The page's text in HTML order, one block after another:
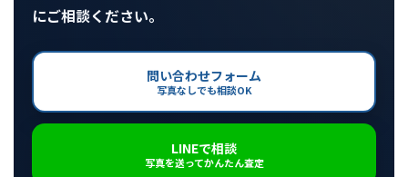
にご相談ください。
問い合わせフォーム
写真なしでも相談OK
LINEで相談
写真を送ってかんたん査定